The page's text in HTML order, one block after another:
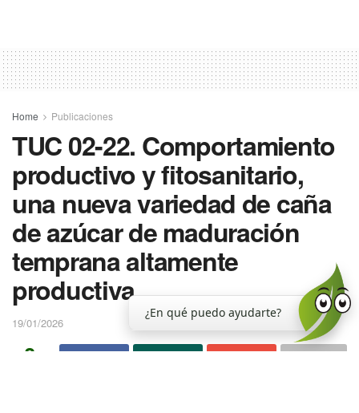
Home Publicaciones
TUC 02-22. Comportamiento
productivo y fitosanitario,
una nueva variedad de caña
de azúcar de maduración
temprana altamente
productiva
19/01/2026
0
¿En qué puedo ayudarte?